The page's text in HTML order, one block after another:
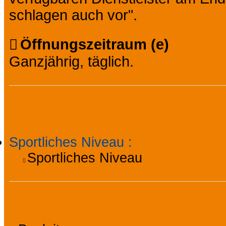
schlagen auch vor".
Öffnungszeitraum (e)
Ganzjährig, täglich.
Sportliches Niveau :
Sportliches Niveau